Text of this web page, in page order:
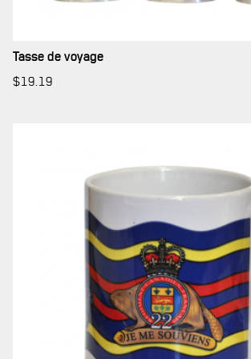
Tasse de voyage
$19.19